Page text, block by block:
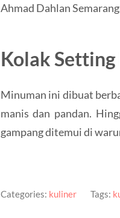
Ahmad Dahlan
Kolak Setting
Minuman ini dibuat
manis dan pandan.
gampang ditemui di
Categories: kuliner Tags: